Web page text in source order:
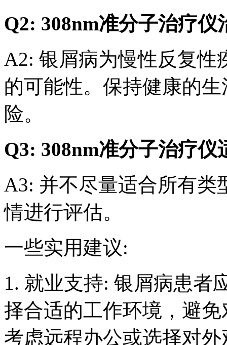
Q2: 308nm准分子治疗
A2: 银屑病为慢性反复性
的可能性。保持健康的
险。
Q3: 308nm准分子治疗
A3: 并不尽量适合所有类
情进行评估。
一些实用建议:
1. 就业支持: 银屑病患者
择合适的工作环境，避
考虑远程办公或选择对